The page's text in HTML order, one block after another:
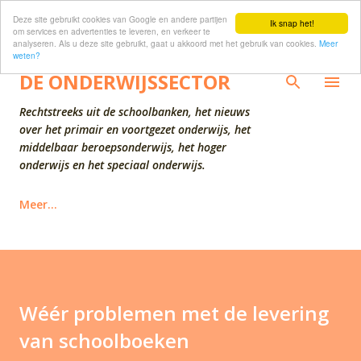
Ik snap het!
Deze site gebruikt cookies van Google en andere partijen
om services en advertenties te leveren, en verkeer te
analyseren. Als u deze site gebruikt, gaat u akkoord met het gebruik van cookies. Meer
weten?
Doorgaan naar hoofdcontent
DE ONDERWIJSSECTOR
Rechtstreeks uit de schoolbanken, het nieuws
over het primair en voortgezet onderwijs, het
middelbaar beroepsonderwijs, het hoger
onderwijs en het speciaal onderwijs.
Meer…
Wéér problemen met de levering
van schoolboeken